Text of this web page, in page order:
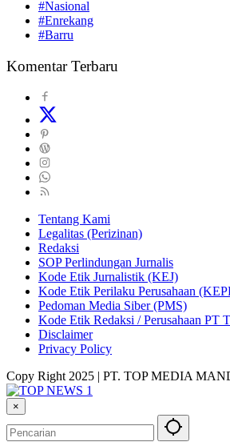
#Nasional
#Enrekang
#Barru
Komentar Terbaru
Tentang Kami
Legalitas (Perizinan)
Redaksi
SOP Perlindungan Jurnalis
Kode Etik Jurnalistik (KEJ)
Kode Etik Perilaku Perusahaan
Pedoman Media Siber (PMS)
Kode Etik Redaksi / Perusahaan
Disclaimer
Privacy Policy
Copy Right 2025 | PT. TOP MEDIA
×